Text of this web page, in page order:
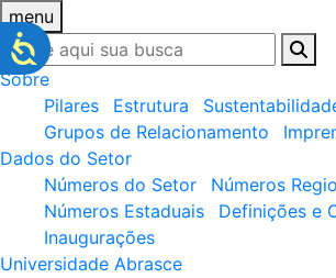
menu
Sobre
Pilares
Estrutura
Grupos de Relacionamento
Dados do Setor
Números do Setor
Números
Números Estaduais
Definições e
Inaugurações
Universidade Abrasce